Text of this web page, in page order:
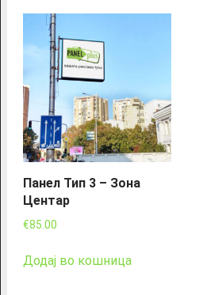
Панел Тип 3 – Зона
Центар
€85.00
Додај во кошница